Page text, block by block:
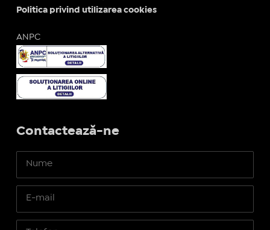
Politica privind utilizarea cookies
ANPC
Contactează-ne